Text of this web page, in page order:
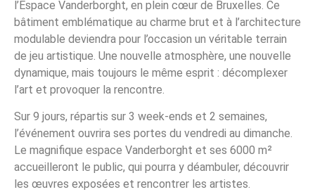
l’Espace Vanderborght, en plein cœur de Bruxelles. Ce
bâtiment emblématique au charme brut et à l’architecture
modulable deviendra pour l’occasion un véritable terrain
de jeu artistique. Une nouvelle atmosphère, une nouvelle
dynamique, mais toujours le même esprit : décomplexer
l’art et provoquer la rencontre.
Sur 9 jours, répartis sur 3 week-ends et 2 semaines,
l’événement ouvrira ses portes du vendredi au dimanche.
Le magnifique espace Vanderborght et ses 6000 m²
accueilleront le public, qui pourra y déambuler, découvrir
les œuvres exposées et rencontrer les artistes.